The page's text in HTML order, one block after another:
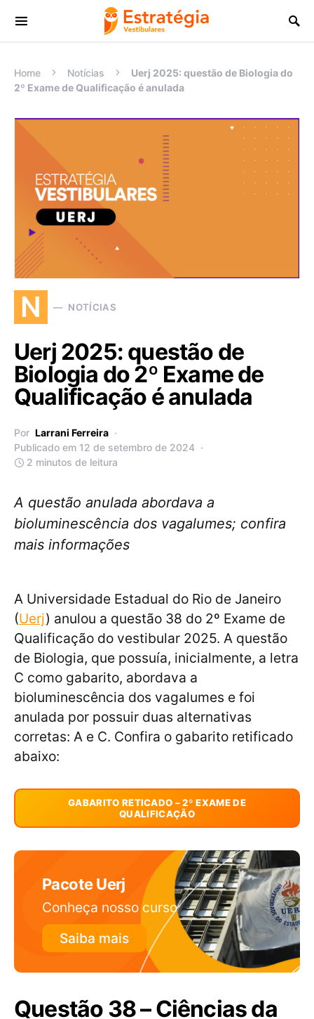
Procurar:
Home Notícias
Uerj 2025: questão de Biologia do
2º Exame de Qualificação é anulada
N NOTÍCIAS
Uerj 2025: questão de
Biologia do 2º Exame de
Qualificação é anulada
Por Larrani Ferreira
Publicado em 12 de setembro de 2024
2 minutos de leitura
A questão anulada abordava a
bioluminescência dos vagalumes; confira
mais informações
A Universidade Estadual do Rio de Janeiro
(Uerj) anulou a questão 38 do 2º Exame de
Qualificação do vestibular 2025. A questão
de Biologia, que possuía, inicialmente, a letra
C como gabarito, abordava a
bioluminescência dos vagalumes e foi
anulada por possuir duas alternativas
corretas: A e C. Confira o gabarito retificado
abaixo:
GABARITO RETICADO – 2º EXAME DE
QUALIFICAÇÃO
Pacote Uerj
Conheça nosso curso
Saiba mais
Questão 38 – Ciências da